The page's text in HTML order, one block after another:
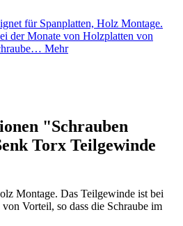
für Spanplatten, Holz Montage.
der Monate von Holzplatten von
Mehr
"Schrauben
Torx Teilgewinde
Montage. Das Teilgewinde ist bei
Vorteil, so dass die Schraube im